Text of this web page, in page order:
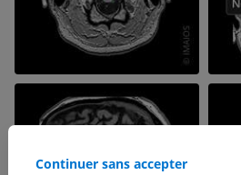
Continuer sans accepter